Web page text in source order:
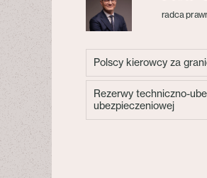
radca
Polscy kierowcy za
Rezerwy techniczno-
ubezpieczeniowej